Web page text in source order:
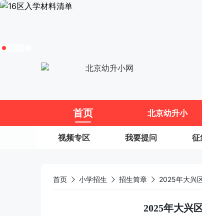
首页 北京幼升小
视频专区 我要提问 征
首页 小学招生 招生简章 2025年大兴
2025年大兴